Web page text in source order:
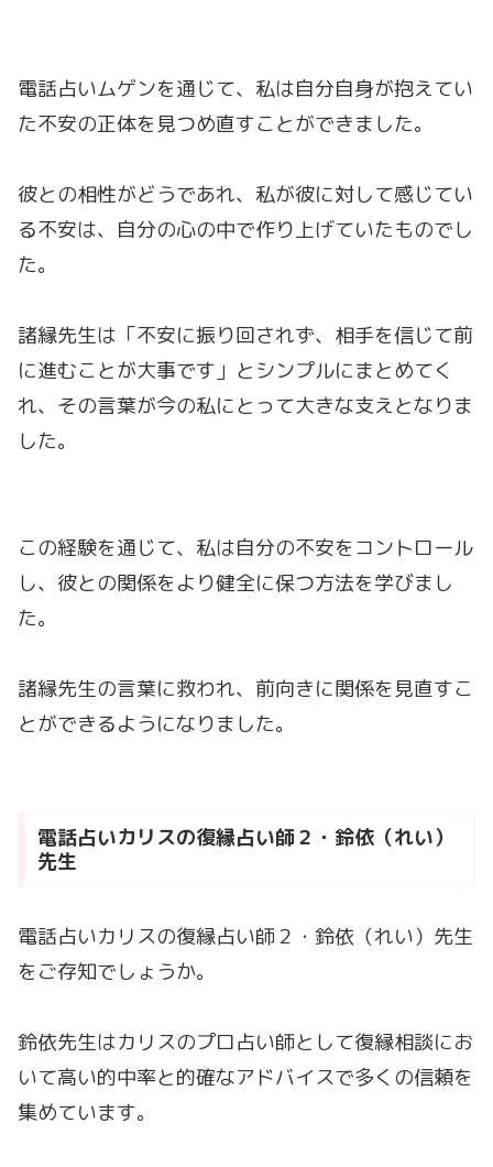
電話占いムゲンを通じて、私は自分自身が抱えてい
た不安の正体を見つめ直すことができました。
彼との相性がどうであれ、私が彼に対して感じてい
る不安は、自分の心の中で作り上げていたものでし
た。
諸縁先生は「不安に振り回されず、相手を信じて前
に進むことが大事です」とシンプルにまとめてく
れ、その言葉が今の私にとって大きな支えとなりま
した。
この経験を通じて、私は自分の不安をコントロール
し、彼との関係をより健全に保つ方法を学びまし
た。
諸縁先生の言葉に救われ、前向きに関係を見直すこ
とができるようになりました。
電話占いカリスの復縁占い師２・鈴依（れい）
先生
電話占いカリスの復縁占い師２・鈴依（れい）先生
をご存知でしょうか。
鈴依先生はカリスのプロ占い師として復縁相談にお
いて高い的中率と的確なアドバイスで多くの信頼を
集めています。